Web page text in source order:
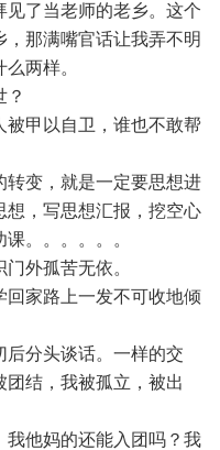
了当老师的老乡。这个
那满嘴官话让我弄不明
两样。
甲以自卫，谁也不敢帮
变，就是一定要思想进
想，写思想汇报，挖空心
。。。。。。
外孤苦无依。
家路上一发不可收地倾
分头谈话。一样的交
结，我被孤立，被出
他妈的还能入团吗？我